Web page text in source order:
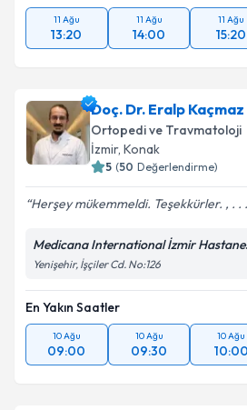
11 Ağu
13:20
11 Ağu
14:00
11 Ağu
15:20
Doç. Dr. Eralp Kaçmaz
Ortopedi ve Travmatoloji
İzmir, Konak
5 (50 Değerlendirme)
Herşey mükemmeldi. Teşekkürler. , . .
Medicana International İzmir
Yenişehir, İşçiler Cd. No:126
En Yakın Saatler
10 Ağu
09:00
10 Ağu
09:30
10 Ağu
10:00